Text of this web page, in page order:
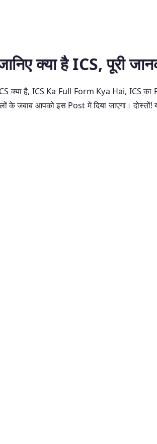
क्या है ICS, पूरी
क्या है, ICS Ka Full Form Kya Hai, ICS का
के जबाब आपको इस Post में दिया जाएगा।